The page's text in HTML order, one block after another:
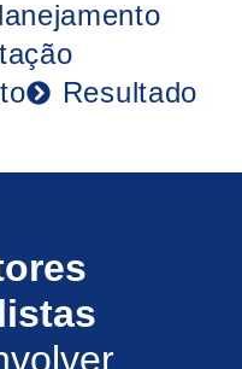
Resultado